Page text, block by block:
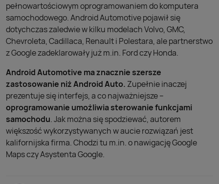
pełnowartościowym oprogramowaniem do komputera
samochodowego. Android Automotive pojawił się
dotychczas zaledwie w kilku modelach Volvo, GMC,
Chevroleta, Cadillaca, Renault i Polestara, ale partnerstwo
z Google zadeklarowały już m.in. Ford czy Honda.
Android Automotive ma znacznie szersze
zastosowanie niż Android Auto. Zupełnie inaczej
prezentuje się interfejs, a co najważniejsze –
oprogramowanie umożliwia sterowanie funkcjami
samochodu. Jak można się spodziewać, autorem
większość wykorzystywanych w aucie rozwiązań jest
kalifornijska firma. Chodzi tu m.in. o nawigację Google
Maps czy Asystenta Google.